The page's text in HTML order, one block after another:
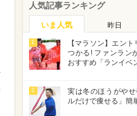
人気記事ランキング
いま人気 昨日
1
【マラソン】エン
つかる! ファンラン
おすすめ「ランイベ
2
実は冬のほうがや
ルだけで痩せる」簡